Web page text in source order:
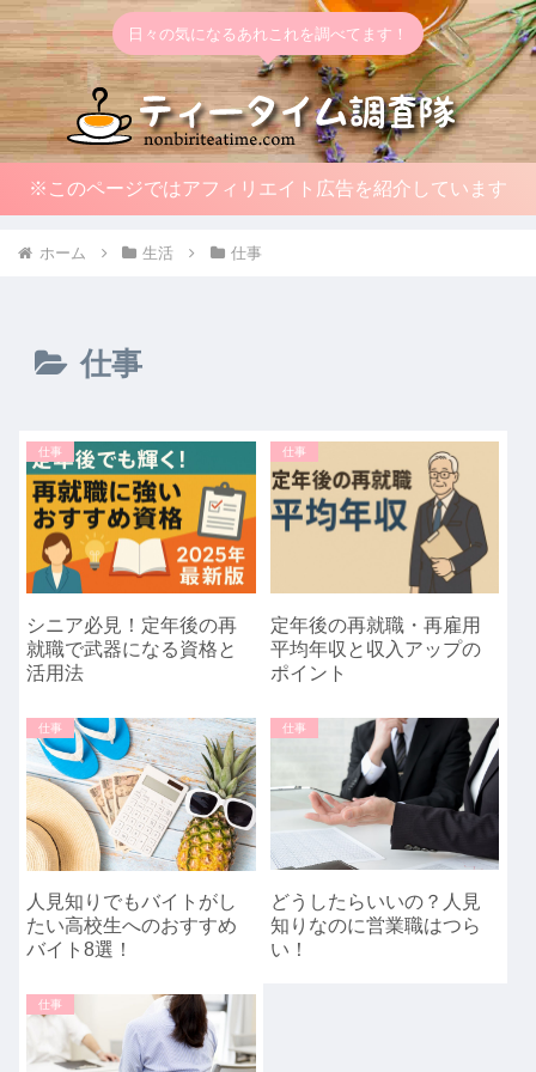
日々の気になるあれこれを調べてます！
※このページではアフィリエイト広告を紹介しています
ホーム 生活 仕事
仕事
仕事
シニア必見！定年後の再
就職で武器になる資格と
活用法
仕事
定年後の再就職・再雇用
平均年収と収入アップの
ポイント
仕事
人見知りでもバイトがし
たい高校生へのおすすめ
バイト8選！
仕事
どうしたらいいの？人見
知りなのに営業職はつら
い！
仕事